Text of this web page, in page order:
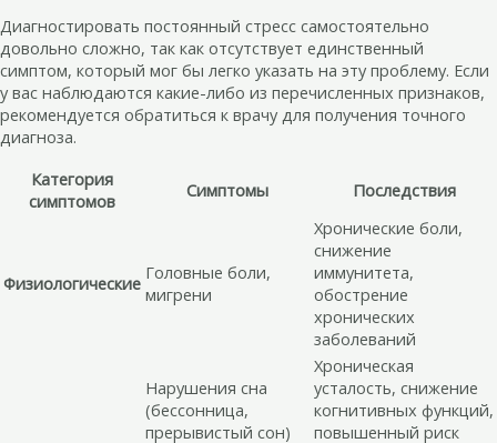
Диагностировать постоянный стресс самостоятельно
довольно сложно, так как отсутствует единственный
симптом, который мог бы легко указать на эту проблему. Если
у вас наблюдаются какие-либо из перечисленных признаков,
рекомендуется обратиться к врачу для получения точного
диагноза.
Категория
симптомов
Симптомы Последствия
Физиологические Головные боли,
мигрени
Хронические боли,
снижение
иммунитета,
обострение
хронических
заболеваний
Нарушения сна
(бессонница,
прерывистый сон)
Хроническая
усталость, снижение
когнитивных функций,
повышенный риск